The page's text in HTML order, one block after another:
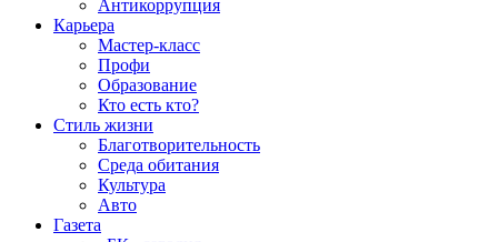
Антикоррупция
Карьера
Мастер-класс
Профи
Образование
Кто есть кто?
Стиль жизни
Благотворительность
Среда обитания
Культура
Авто
Газета